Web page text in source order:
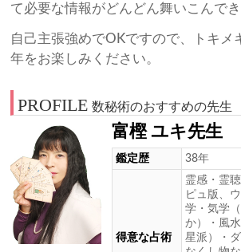
て必要な情報がどんどん舞いこんでき
自己主張強めでOKですので、トキメ
年をお楽しみください。
PROFILE 数秘術のおすすめの先生
富樫 ユキ先生
鑑定歴 38年
得意な占術
霊感・霊
ピュ版、
学・気学
か）・風
星派）・